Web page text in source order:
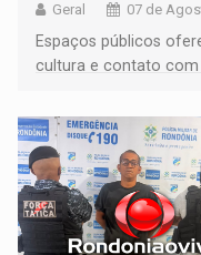
Geral 07 de
Espaços públicos
cultura e contato